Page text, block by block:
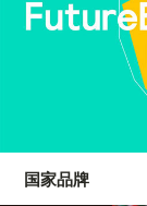
国家品牌